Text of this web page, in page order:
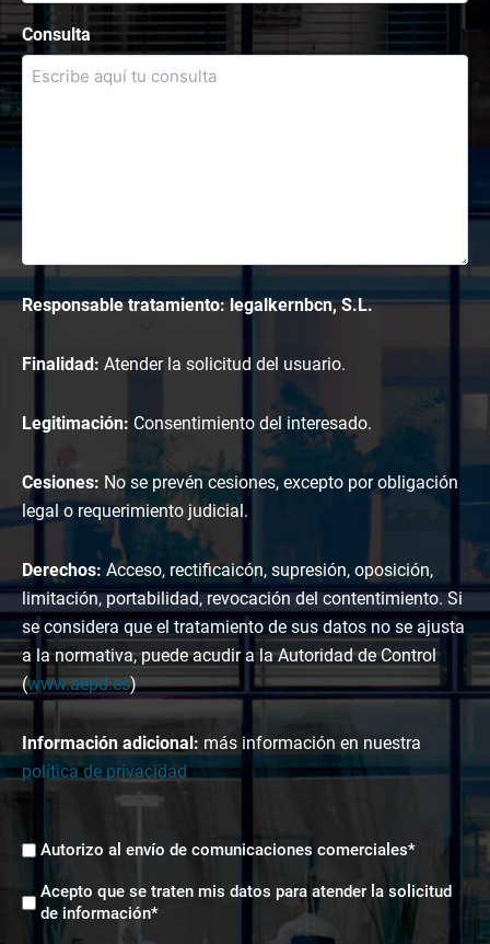
Consulta
Responsable tratamiento: legalkernbcn, S.L.
Finalidad: Atender la solicitud del usuario.
Legitimación: Consentimiento del interesado.
Cesiones: No se prevén cesiones, excepto por obligación
legal o requerimiento judicial.
Derechos: Acceso, rectificaicón, supresión, oposición,
limitación, portabilidad, revocación del contentimiento. Si
se considera que el tratamiento de sus datos no se ajusta
a la normativa, puede acudir a la Autoridad de Control
(www.aepd.es)
Información adicional: más información en nuestra
política de privacidad
Envíos
Autorizo al envío de comunicaciones comerciales*
Aceptación
tratamiento
Acepto que se traten mis datos para atender la solicitud
de información*